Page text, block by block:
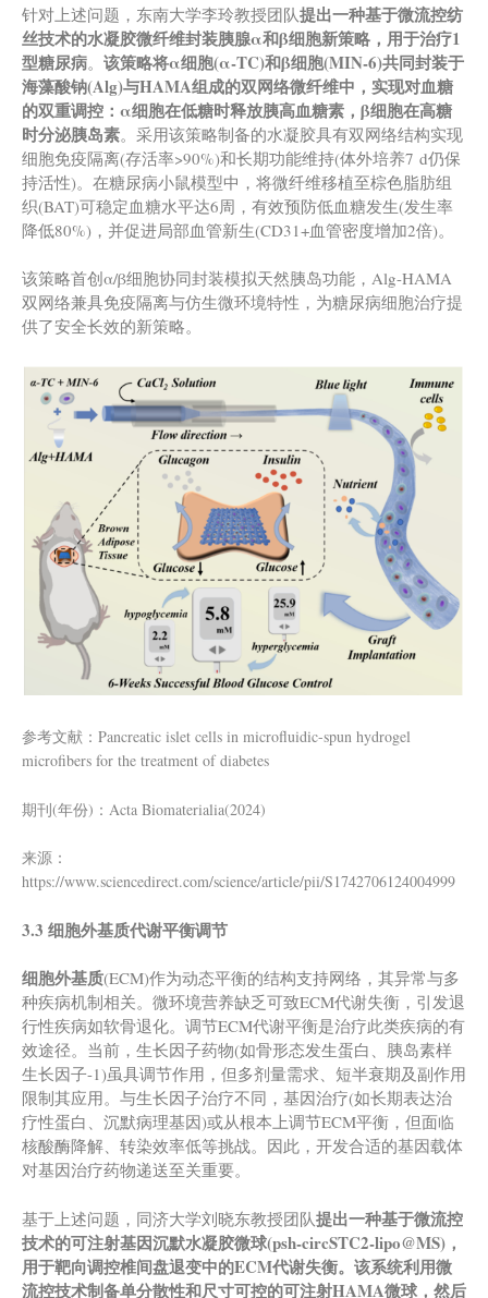
针对上述问题，东南大学李玲教授团队提出一种基于微流控纺
丝技术的水凝胶微纤维封装胰腺α和β细胞新策略，用于治疗1
型糖尿病。 该策略将α细胞(α-TC)和β细胞(MIN-6)共同封装于
海藻酸钠(Alg)与HAMA组成的双网络微纤维中，实现对血糖
的双重调控：α细胞在低糖时释放胰高血糖素，β细胞在高糖
时分泌胰岛素。采用该策略制备的水凝胶具有双网络结构实现
细胞免疫隔离(存活率>90%)和长期功能维持(体外培养7 d仍保
持活性)。在糖尿病小鼠模型中，将微纤维移植至棕色脂肪组
织(BAT)可稳定血糖水平达6周，有效预防低血糖发生(发生率
降低80%)，并促进局部血管新生(CD31+血管密度增加2倍)。
该策略首创α/β细胞协同封装模拟天然胰岛功能，Alg-HAMA
双网络兼具免疫隔离与仿生微环境特性，为糖尿病细胞治疗提
供了安全长效的新策略。
参考文献：Pancreatic islet cells in microfluidic-spun hydrogel
microfibers for the treatment of diabetes
期刊(年份)：Acta Biomaterialia(2024)
来源：
https://www.sciencedirect.com/science/article/pii/S1742706124004999
3.3 细胞外基质代谢平衡调节
细胞外基质(ECM)作为动态平衡的结构支持网络，其异常与多
种疾病机制相关。微环境营养缺乏可致ECM代谢失衡，引发退
行性疾病如软骨退化。调节ECM代谢平衡是治疗此类疾病的有
效途径。当前，生长因子药物(如骨形态发生蛋白、胰岛素样
生长因子-1)虽具调节作用，但多剂量需求、短半衰期及副作用
限制其应用。与生长因子治疗不同，基因治疗(如长期表达治
疗性蛋白、沉默病理基因)或从根本上调节ECM平衡，但面临
核酸酶降解、转染效率低等挑战。因此，开发合适的基因载体
对基因治疗药物递送至关重要。
基于上述问题，同济大学刘晓东教授团队提出一种基于微流控
技术的可注射基因沉默水凝胶微球(psh-circSTC2-lipo@MS)，
用于靶向调控椎间盘退变中的ECM代谢失衡。该系统利用微
流控技术制备单分散性和尺寸可控的可注射HAMA微球，然后